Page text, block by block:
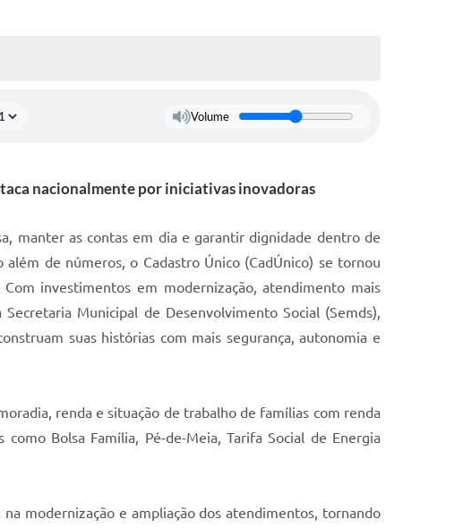
Volume
nacionalmente por iniciativas inovadoras
manter as contas em dia e garantir dignidade dentro de
de números, o Cadastro Único (CadÚnico) se tornou
investimentos em modernização, atendimento mais
Municipal de Desenvolvimento Social (Semds),
suas histórias com mais segurança, autonomia e
renda e situação de trabalho de famílias com renda
Bolsa Família, Pé-de-Meia, Tarifa Social de Energia
modernização e ampliação dos atendimentos, tornando